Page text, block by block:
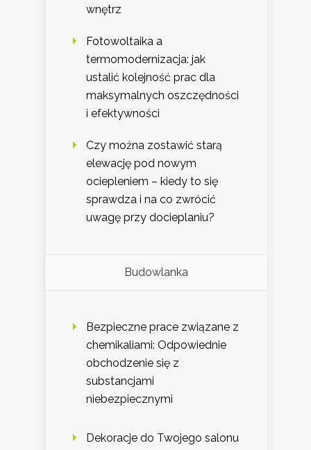
wnętrz
Fotowoltaika a
termomodernizacja: jak
ustalić kolejność prac dla
maksymalnych oszczędności
i efektywności
Czy można zostawić starą
elewację pod nowym
ociepleniem – kiedy to się
sprawdza i na co zwrócić
uwagę przy docieplaniu?
Budowlanka
Bezpieczne prace związane z
chemikaliami: Odpowiednie
obchodzenie się z
substancjami
niebezpiecznymi
Dekoracje do Twojego salonu